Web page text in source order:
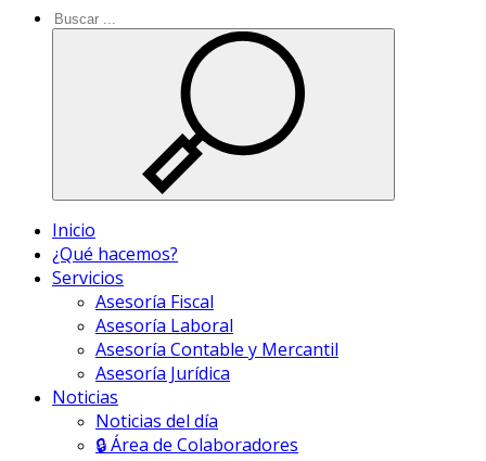
Inicio
¿Qué hacemos?
Servicios
Asesoría Fiscal
Asesoría Laboral
Asesoría Contable y Mercantil
Asesoría Jurídica
Noticias
Noticias del día
🔒 Área de Colaboradores